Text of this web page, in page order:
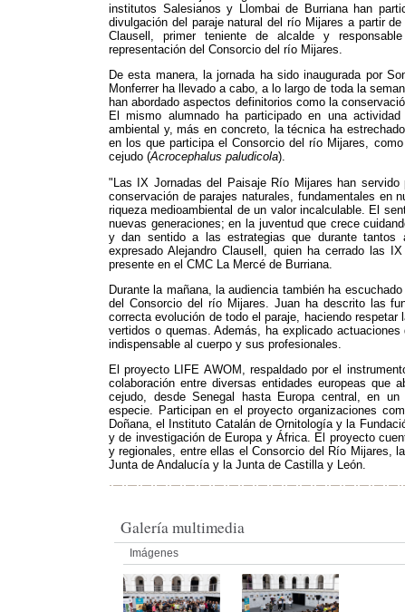
institutos Salesianos y Llombai de Burriana han
divulgación del paraje natural del río Mijares a partir
Clausell, primer teniente de alcalde y
representación del Consorcio del río Mijares.
De esta manera, la jornada ha sido inaugurada por
Monferrer ha llevado a cabo, a lo largo de toda la
han abordado aspectos definitorios como la
El mismo alumnado ha participado en una
ambiental y, más en concreto, la técnica ha
en los que participa el Consorcio del río Mijares,
cejudo (Acrocephalus paludicola).
"Las IX Jornadas del Paisaje Río Mijares han
conservación de parajes naturales, fundamentales en
riqueza medioambiental de un valor incalculable. El
nuevas generaciones; en la juventud que crece
y dan sentido a las estrategias que durante tantos
expresado Alejandro Clausell, quien ha cerrado las
presente en el CMC La Mercé de Burriana.
Durante la mañana, la audiencia también ha
del Consorcio del río Mijares. Juan ha descrito las
correcta evolución de todo el paraje, haciendo
vertidos o quemas. Además, ha explicado
indispensable al cuerpo y sus profesionales.
El proyecto LIFE AWOM, respaldado por el
colaboración entre diversas entidades europeas que
cejudo, desde Senegal hasta Europa central, en
especie. Participan en el proyecto organizaciones
Doñana, el Instituto Catalán de Ornitología y la
y de investigación de Europa y África. El proyecto
y regionales, entre ellas el Consorcio del Río Mijares,
Junta de Andalucía y la Junta de Castilla y León.
Galería multimedia
Imágenes